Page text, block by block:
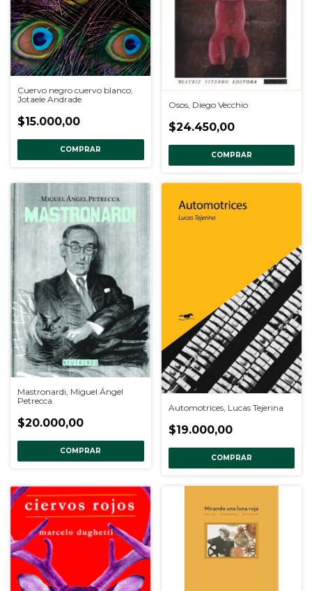
Cuervo negro cuervo blanco,
Jotaele Andrade
$15.000,00
COMPRAR
Osos, Diego Vecchio
$24.450,00
COMPRAR
Mastronardi, Miguel Ángel
Petrecca
$20.000,00
COMPRAR
Automotrices, Lucas Tejerina
$19.000,00
COMPRAR